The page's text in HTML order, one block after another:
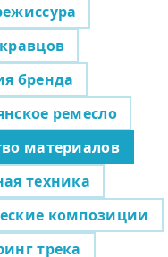
бренда
ремесло
материалов
техника
композиции
трека